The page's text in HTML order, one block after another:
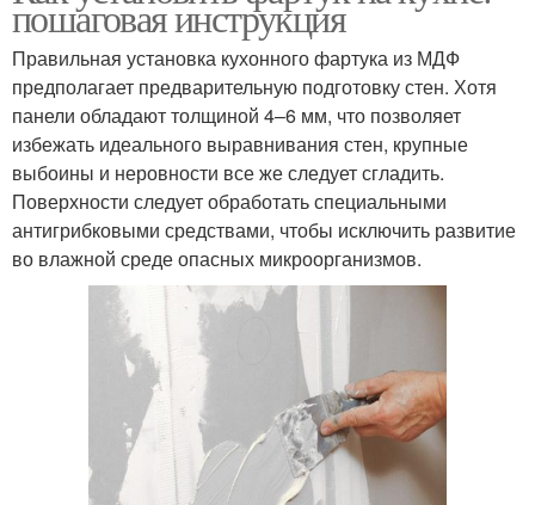
пошаговая инструкция
Правильная установка кухонного фартука из МДФ
предполагает предварительную подготовку стен. Хотя
панели обладают толщиной 4–6 мм, что позволяет
избежать идеального выравнивания стен, крупные
выбоины и неровности все же следует сгладить.
Поверхности следует обработать специальными
антигрибковыми средствами, чтобы исключить развитие
во влажной среде опасных микроорганизмов.